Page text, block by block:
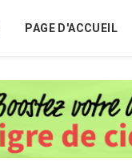
PAGE D'ACCUEIL